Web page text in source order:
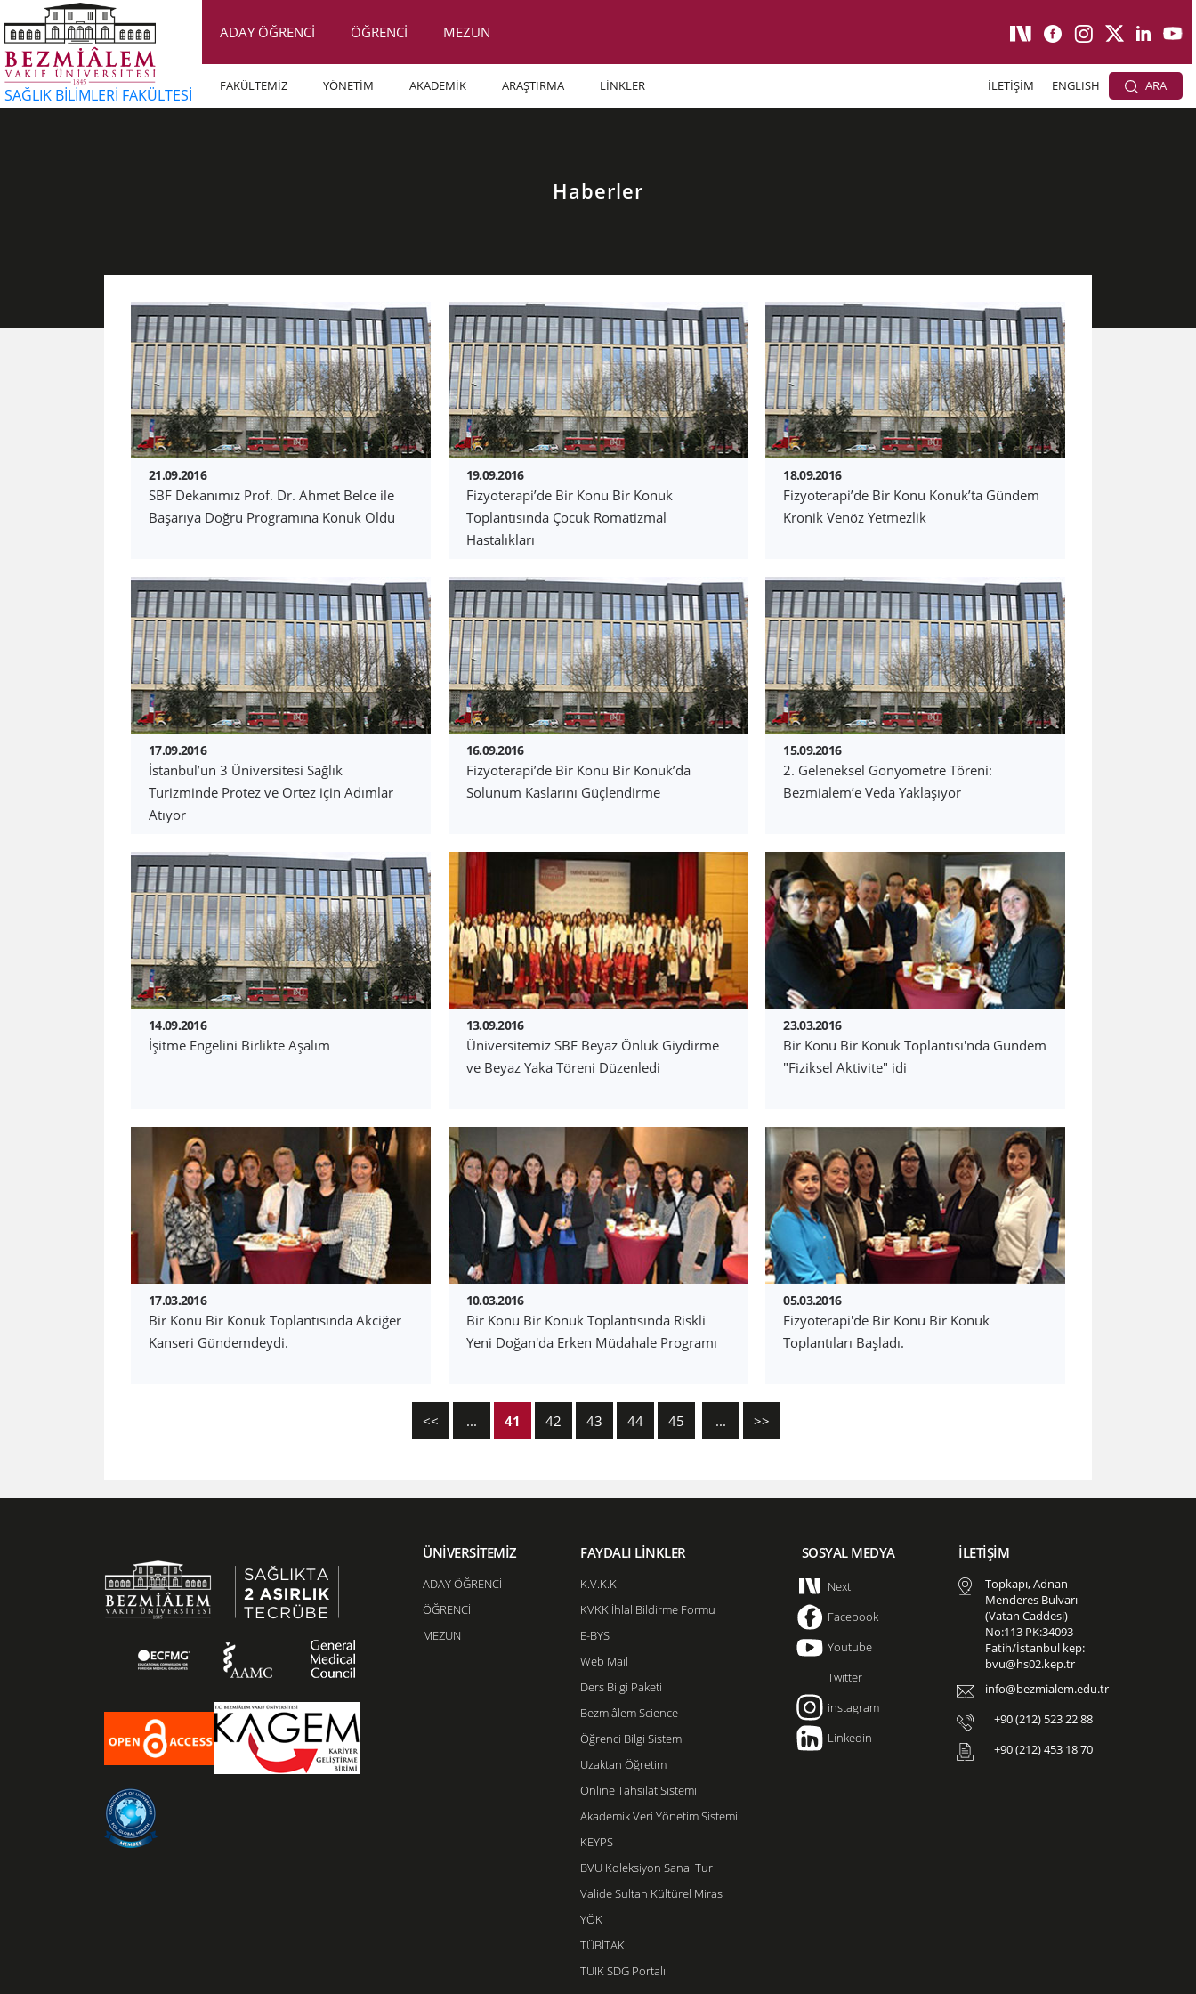
SAĞLIK BİLİMLERİ FAKÜLTESİ
ADAY ÖĞRENCİ ÖĞRENCİ MEZUN
FAKÜLTEMİZ YÖNETİM AKADEMİK ARAŞTIRMA LİNKLER İLETİŞİM ENGLISH ARA
Haberler
21.09.2016
SBF Dekanımız Prof. Dr. Ahmet Belce ile
Başarıya Doğru Programına Konuk Oldu
19.09.2016
Fizyoterapi’de Bir Konu Bir Konuk
Toplantısında Çocuk Romatizmal
Hastalıkları
18.09.2016
Fizyoterapi’de Bir Konu Konuk’ta Gündem
Kronik Venöz Yetmezlik
17.09.2016
İstanbul’un 3 Üniversitesi Sağlık
Turizminde Protez ve Ortez için Adımlar
Atıyor
16.09.2016
Fizyoterapi’de Bir Konu Bir Konuk’da
Solunum Kaslarını Güçlendirme
15.09.2016
2. Geleneksel Gonyometre Töreni:
Bezmialem’e Veda Yaklaşıyor
14.09.2016
İşitme Engelini Birlikte Aşalım
13.09.2016
Üniversitemiz SBF Beyaz Önlük Giydirme
ve Beyaz Yaka Töreni Düzenledi
23.03.2016
Bir Konu Bir Konuk Toplantısı'nda Gündem
"Fiziksel Aktivite" idi
17.03.2016
Bir Konu Bir Konuk Toplantısında Akciğer
Kanseri Gündemdeydi.
10.03.2016
Bir Konu Bir Konuk Toplantısında Riskli
Yeni Doğan'da Erken Müdahale Programı
05.03.2016
Fizyoterapi'de Bir Konu Bir Konuk
Toplantıları Başladı.
<< ... 41 42 43 44 45 ... >>
ÜNİVERSİTEMİZ
ADAY ÖĞRENCİ
ÖĞRENCİ
MEZUN
FAYDALI LİNKLER
K.V.K.K
KVKK İhlal Bildirme Formu
E-BYS
Web Mail
Ders Bilgi Paketi
Bezmiâlem Science
Öğrenci Bilgi Sistemi
Uzaktan Öğretim
Online Tahsilat Sistemi
Akademik Veri Yönetim Sistemi
KEYPS
BVU Koleksiyon Sanal Tur
Valide Sultan Kültürel Miras
YÖK
TÜBİTAK
TÜİK SDG Portalı
SOSYAL MEDYA
Next
Facebook
Youtube
Twitter
instagram
Linkedin
İLETİŞİM
Topkapı, Adnan
Menderes Bulvarı
(Vatan Caddesi)
No:113 PK:34093
Fatih/İstanbul kep:
bvu@hs02.kep.tr
info@bezmialem.edu.tr
+90 (212) 523 22 88
+90 (212) 453 18 70